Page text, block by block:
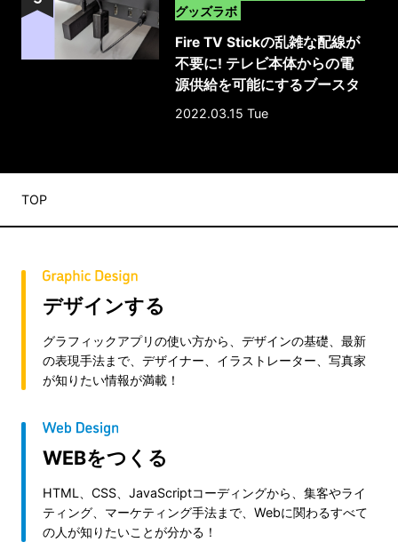
グッズラボ
Fire TV Stickの乱雑な配線が
不要に! テレビ本体からの電
源供給を可能にするブースタ
ーケーブル
2022.03.15 Tue
TOP
デザインする
グラフィックアプリの使い方から、デザインの基礎、最新
の表現手法まで、デザイナー、イラストレーター、写真家
が知りたい情報が満載！
WEBをつくる
HTML、CSS、JavaScriptコーディングから、集客やライ
ティング、マーケティング手法まで、Webに関わるすべて
の人が知りたいことが分かる！